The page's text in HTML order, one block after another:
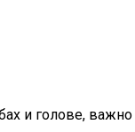
и голове, важно